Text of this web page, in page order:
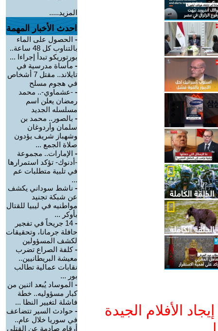
الأفلام الجيدة
المزيد.....
احدث الأخبار المهمة
- الحصول على الماء
بالتناوب كل 48 ساعة..
بورتوريكو تبدأ إجراءا ...
- مأساة مدرسية في
تايلاند.. مقتل 7 أشخاص
في هجوم مسلح
- -عشماوي-.. محمد
رمضان يعلن اسم
مسلسله الجديد
- بالصور.. محمد بن
سلمان وأردوغان
وشهباز شريف يؤدون
صلاة الجمع ...
- الإمارات.. مجموعة
-أدنوك- تؤكد استمرارها
في تلبية متطلبات عم
...
- ناشط سوداني يكشف
عن شبكة تجنيد
مواطنيه في ليبيا للقتال
بأوكر ...
-
14 جريحاً في تفجير
حافلة جرمانا، وتحقيقات
لكشف المسؤولين
-كلفة الصراع تضرب
معيشة البريطانيين..
نقابات عمالية تطالب
بور ...
- الموساد يُبعد اثنين من
كبار مسؤوليه.. خطة
فاشلة لتغيير النظا ...
- حوادث السير تتضاعف
في سوريا خلال عام..
أرقام صادمة عن القتلى